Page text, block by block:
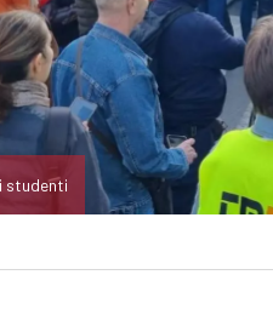
studenti